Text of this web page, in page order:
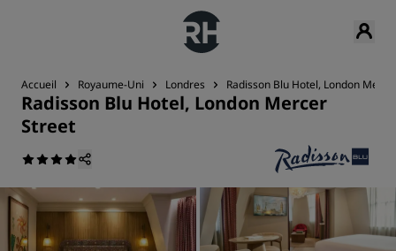
Accueil Royaume-Uni Londres Radisson Blu Hotel, London
Radisson Blu Hotel, London Mercer
Street